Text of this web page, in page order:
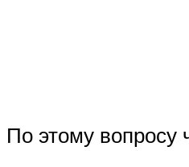
По этому вопросу